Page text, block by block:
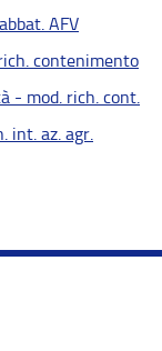
AFV
contenimento
- mod. rich. cont.
int. az. agr.